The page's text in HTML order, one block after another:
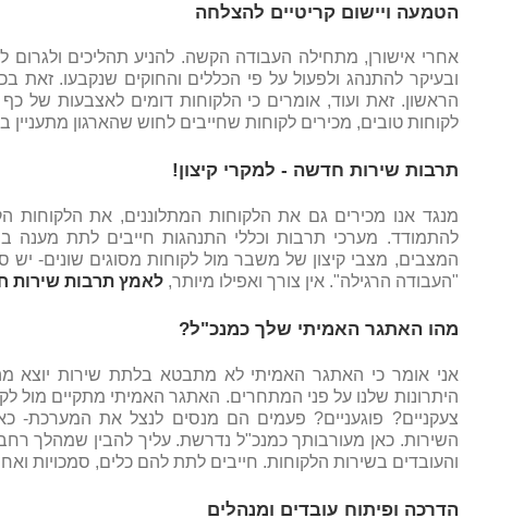
הטמעה ויישום קריטיים להצלחה
אחרי אישורן, מתחילה העבודה הקשה. להניע תהליכים
ובעיקר להתנהג ולפעול על פי הכללים והחוקים שנקבעו.
הראשון. זאת ועוד, אומרים כי הלקוחות דומים לאצבעות של
לקוחות טובים, מכירים לקוחות שחייבים לחוש שהארגון מתעניין
תרבות שירות חדשה - למקרי קיצון!
מנגד אנו מכירים גם את הלקוחות המתלוננים, את הלקוחות
להתמודד. מערכי תרבות וכללי התנהגות חייבים לתת מענה
המצבים, מצבי קיצון של משבר מול לקוחות מסוגים שונים-
"העבודה הרגילה". אין צורך ואפילו מיותר,לאמץ תרבות שירות
מהו האתגר האמיתי שלך כמנכ"ל?
אני אומר כי האתגר האמיתי לא מתבטא בלתת שירות יוצא
היתרונות שלנו על פני המתחרים. האתגר האמיתי מתקיים מול
צעקניים? פוגעניים? פעמים הם מנסים לנצל את המערכת-
השירות. כאן מעורבותך כמנכ"ל נדרשת. עליך להבין שמהלך
והעובדים בשירות הלקוחות. חייבים לתת להם כלים, סמכויות
הדרכה ופיתוח עובדים ומנהלים